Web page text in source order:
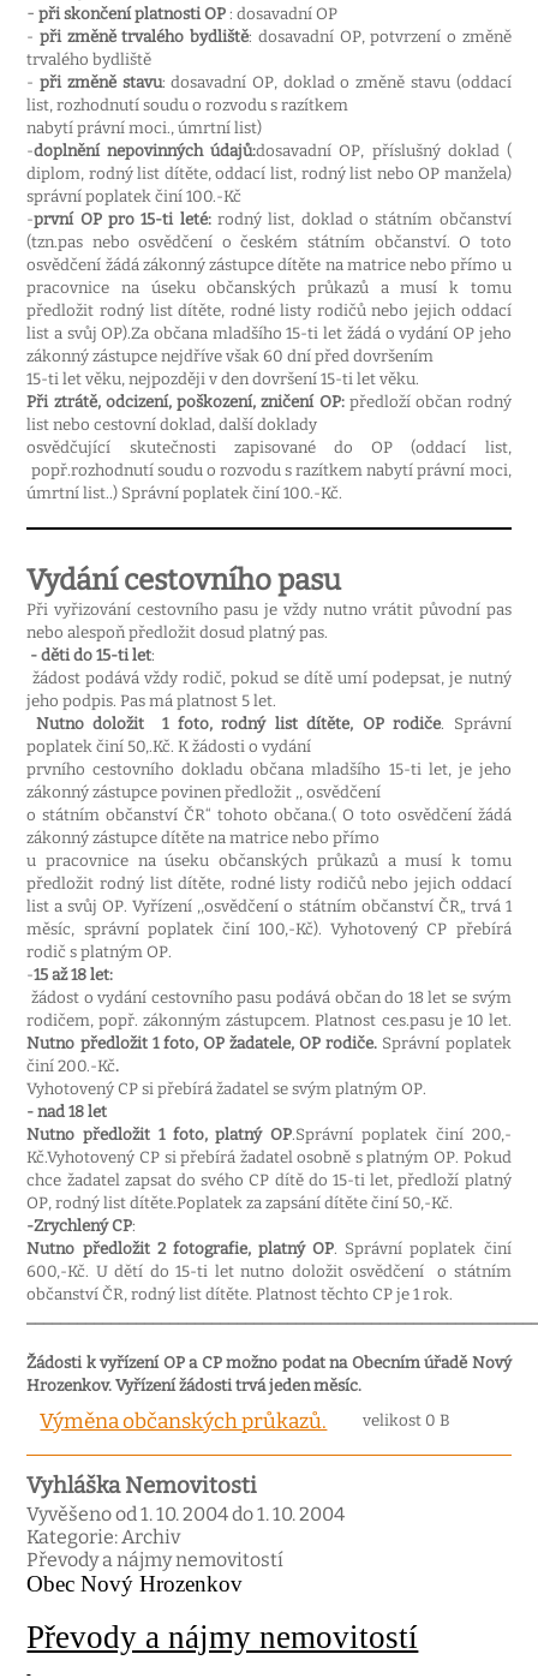
-při skončení platnosti OP: dosavadní OP
-při změně trvalého bydliště: dosavadní OP, potvrzení o změně
trvalého bydliště
-při změně stavu: dosavadní OP, doklad o změně stavu (oddací
list, rozhodnutí soudu o rozvodu s razítkem
nabytí právní moci., úmrtní list)
-doplnění nepovinných údajů:dosavadní OP, příslušný doklad (
diplom, rodný list dítěte, oddací list, rodný list nebo OP manžela)
správní poplatek činí 100.-Kč
-první OP pro 15-ti leté: rodný list, doklad o státním občanství
(tzn.pas nebo osvědčení o českém státním občanství. O toto
osvědčení žádá zákonný zástupce dítěte na matrice nebo přímo u
pracovnice na úseku občanských průkazů a musí k tomu
předložit rodný list dítěte, rodné listy rodičů nebo jejich oddací
list a svůj OP).Za občana mladšího 15-ti let žádá o vydání OP jeho
zákonný zástupce nejdříve však 60 dní před dovršením
15-ti let věku, nejpozději v den dovršení 15-ti let věku.
Při ztrátě, odcizení, poškození, zničení OP:předloží občan rodný
list nebo cestovní doklad, další doklady
osvědčující skutečnosti zapisované do OP (oddací list,
popř.rozhodnutí soudu o rozvodu s razítkem nabytí právní moci,
úmrtní list..) Správní poplatek činí 100.-Kč.
Vydání cestovního pasu
Při vyřizování cestovního pasu je vždy nutno vrátit původní pas
nebo alespoň předložit dosud platný pas.
- děti do 15-ti let:
žádost podává vždy rodič, pokud se dítě umí podepsat, je nutný
jeho podpis. Pas má platnost 5 let.
Nutno doložit
1 foto, rodný list dítěte, OP rodiče. Správní
poplatek činí 50,.Kč. K žádosti o vydání
prvního cestovního dokladu občana mladšího 15-ti let, je jeho
zákonný zástupce povinen předložit ,, osvědčení
o státním občanství ČR“ tohoto občana.( O toto osvědčení žádá
zákonný zástupce dítěte na matrice nebo přímo
u pracovnice na úseku občanských průkazů a musí k tomu
předložit rodný list dítěte, rodné listy rodičů nebo jejich oddací
list a svůj OP. Vyřízení ,,osvědčení o státním občanství ČR„ trvá 1
měsíc, správní poplatek činí 100,-Kč). Vyhotovený CP přebírá
rodič s platným OP.
-15 až 18 let:
žádost o vydání cestovního pasu podává občan do 18 let se svým
rodičem, popř. zákonným zástupcem. Platnost ces.pasu je 10 let.
Nutno předložit 1 foto, OP žadatele, OP rodiče. Správní poplatek
činí 200.-Kč.
Vyhotovený CP si přebírá žadatel se svým platným OP.
- nad 18 let
Nutno předložit 1 foto, platný OP.Správní poplatek činí 200,-
Kč.Vyhotovený CP si přebírá žadatel osobně s platným OP. Pokud
chce žadatel zapsat do svého CP dítě do 15-ti let, předloží platný
OP, rodný list dítěte.Poplatek za zapsání dítěte činí 50,-Kč.
-Zrychlený CP:
Nutno předložit 2 fotografie, platný OP. Správní poplatek činí
600,-Kč. U dětí do 15-ti let nutno doložit osvědčení
o státním
občanství ČR, rodný list dítěte. Platnost těchto CP je 1 rok.
Žádosti k vyřízení OP a CP možno podat na Obecním úřadě Nový
Hrozenkov. Vyřízení žádosti trvá jedenměsíc.
Výměna občanských průkazů. velikost 0 B
Vyhláška Nemovitosti
Vyvěšeno od 1. 10. 2004 do 1. 10. 2004
Kategorie: Archiv
Převody a nájmy nemovitostí
Obec Nový Hrozenkov
Převody a nájmy nemovitostí